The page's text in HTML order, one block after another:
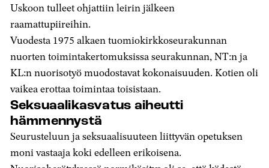
Uskoon tulleet ohjattiin leirin jälkeen
raamattupiireihin.
Vuodesta 1975 alkaen tuomiokirkkoseurakunnan
nuorten toimintakertomuksissa seurakunnan, NT:n ja
KL:n nuorisotyö muodostavat kokonaisuuden. Kotien oli
vaikea erottaa toimintaa toisistaan.
Seksuaalikasvatus aiheutti
hämmennystä
Seurusteluun ja seksuaalisuuteen liittyvän opetuksen
moni vastaaja koki edelleen erikoisena.